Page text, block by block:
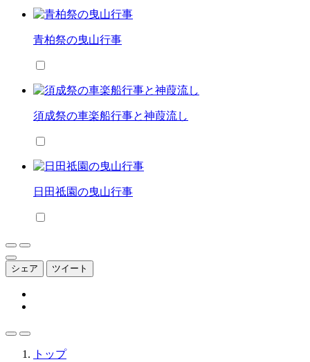
青柏祭の曳山行事
須成祭の車楽船行事と神葭流し
日田祗園の曳山行事
シェア ツイート
トップ